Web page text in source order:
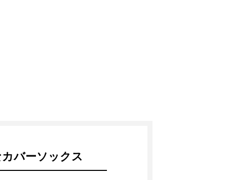
バーソックス